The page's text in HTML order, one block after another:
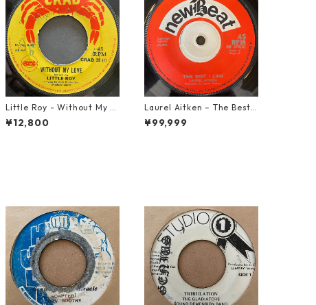
Little Roy - Without My L
ove【7-21990】
¥12,800
Laurel Aitken ‎– The Best I
Can【7-22012】
¥99,999